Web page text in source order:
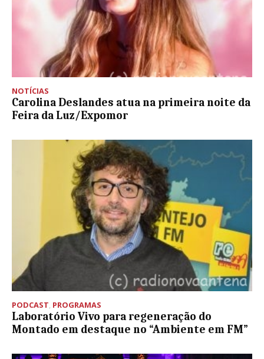
NOTÍCIAS
Carolina Deslandes atua na primeira noite da
Feira da Luz/Expomor
PODCAST, PROGRAMAS
Laboratório Vivo para regeneração do
Montado em destaque no “Ambiente em FM”